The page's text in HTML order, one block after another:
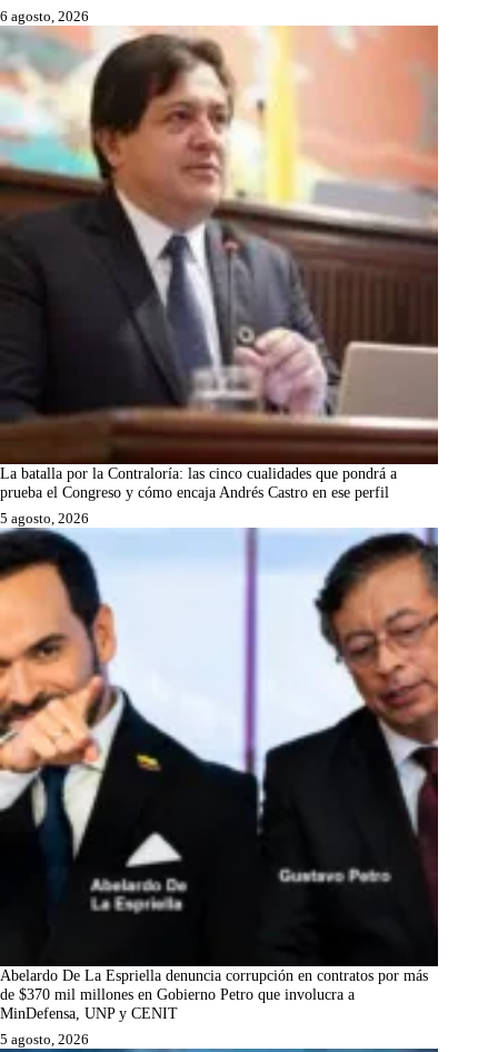
6 agosto, 2026
La batalla por la Contraloría: las cinco cualidades que pondrá a
prueba el Congreso y cómo encaja Andrés Castro en ese perfil
5 agosto, 2026
Abelardo De La Espriella denuncia corrupción en contratos por más
de $370 mil millones en Gobierno Petro que involucra a
MinDefensa, UNP y CENIT
5 agosto, 2026